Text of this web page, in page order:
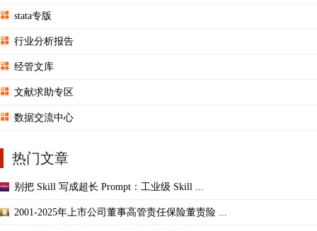
stata专版
行业分析报告
经管文库
文献求助专区
数据交流中心
热门文章
别把 Skill 写成超长 Prompt：工业级 Skill ...
2001-2025年上市公司董事高管责任保险董责险 ...